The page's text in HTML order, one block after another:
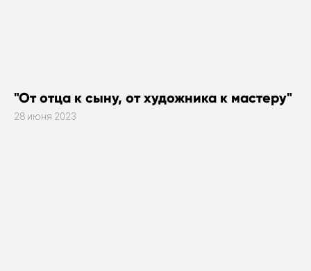
"От отца к сыну, от художника к мастеру"
28 июня 2023